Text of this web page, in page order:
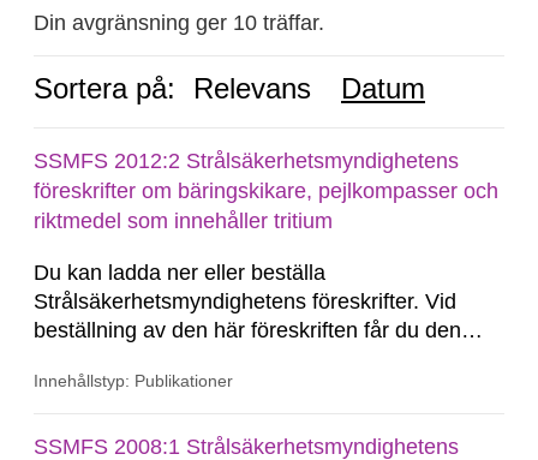
Din avgränsning ger 10 träffar.
Sortera på: Relevans Datum
SSMFS 2012:2 Strålsäkerhetsmyndighetens
föreskrifter om bäringskikare, pejlkompasser och
riktmedel som innehåller tritium
Du kan ladda ner eller beställa
Strålsäkerhetsmyndighetens föreskrifter. Vid
beställning av den här föreskriften får du den
Konsoliderad version är en version av
konsoliderad version visar föreskrifterna i deras
Innehållstyp: Publikationer
SSMFS 2008:1 Strålsäkerhetsmyndighetens